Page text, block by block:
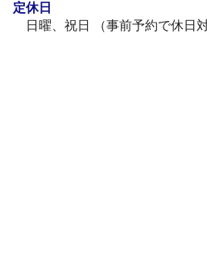
定休日
日曜、祝日 （事前予約で休日